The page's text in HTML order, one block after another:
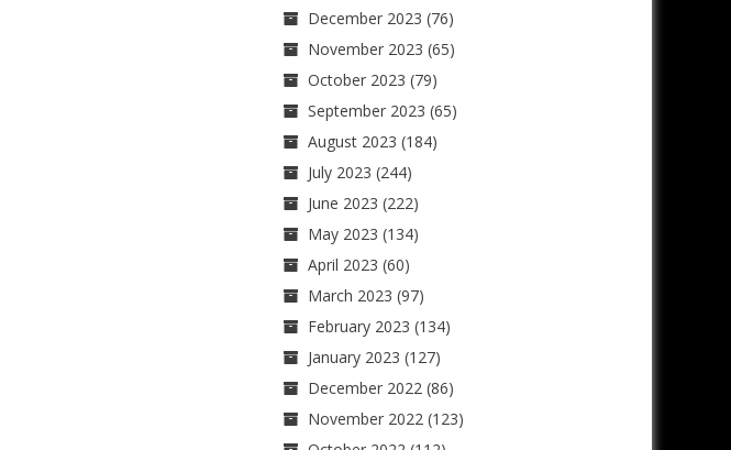
December 2023 (76)
November 2023 (65)
October 2023 (79)
September 2023 (65)
August 2023 (184)
July 2023 (244)
June 2023 (222)
May 2023 (134)
April 2023 (60)
March 2023 (97)
February 2023 (134)
January 2023 (127)
December 2022(86)
November 2022(123)